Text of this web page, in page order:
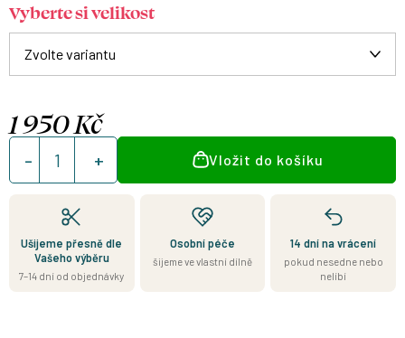
Vyberte si velikost
1 950 Kč
Měrná
cena:
Vložit do košíku
Ušijeme přesně dle
Vašeho výběru
7–14 dní od objednávky
Osobní péče
šijeme ve vlastní dílně
14 dní na vrácení
pokud nesedne nebo
nelíbí